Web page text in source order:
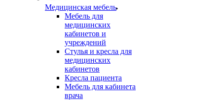
Медицинская мебель
Мебель для
медицинских
кабинетов и
учреждений
Стулья и кресла для
медицинских
кабинетов
Кресла пациента
Мебель для кабинета
врача